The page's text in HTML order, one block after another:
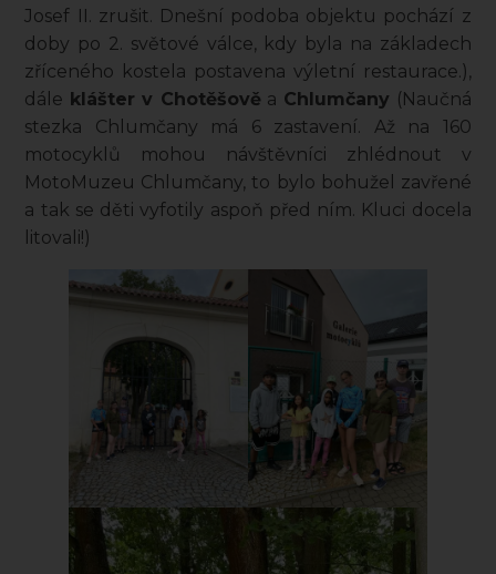
Josef II. zrušit. Dnešní podoba objektu pochází z
doby po 2. světové válce, kdy byla na základech
zříceného kostela postavena výletní restaurace.),
dále klášter v Chotěšově a Chlumčany (Naučná
stezka Chlumčany má 6 zastavení. Až na 160
motocyklů mohou návštěvníci zhlédnout v
MotoMuzeu Chlumčany, to bylo bohužel zavřené
a tak se děti vyfotily aspoň před ním. Kluci docela
litovali!)